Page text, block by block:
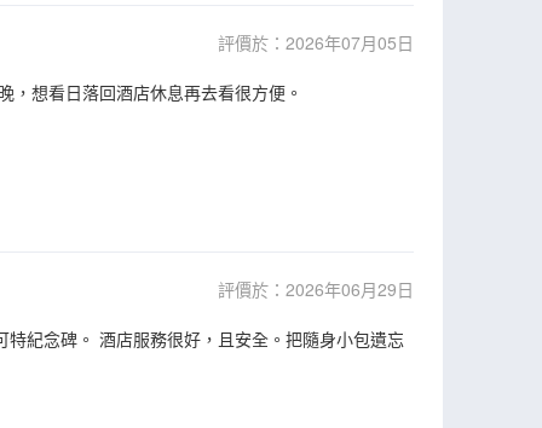
評價於：2026年07月05日
想看日落回酒店休息再去看很方便。
評價於：2026年06月29日
紀念碑。 酒店服務很好，且安全。把隨身小包遺忘